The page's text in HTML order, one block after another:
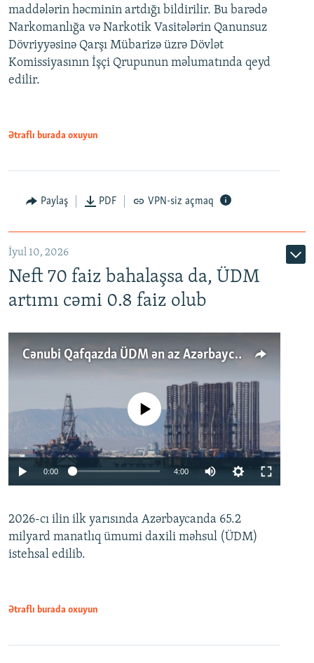
maddələrin həcminin artdığı bildirilir. Bu barədə
Narkomanlığa və Narkotik Vasitələrin Qanunsuz
Dövriyyəsinə Qarşı Mübarizə üzrə Dövlət
Komissiyasının İşçi Qrupunun məlumatında qeyd
edilir.
Ətraflı burada oxuyun
Paylaş PDF VPN-siz açmaq
İyul 10, 2026
Neft 70 faiz bahalaşsa da, ÜDM
artımı cəmi 0.8 faiz olub
Cənubi Qafqazda ÜDM ən az Azərbaycanda artır: Qonşuları niyə Bakını qabaqlaya bilir?
Auto 240p 360p 480p
No media source currently available
0:00 4:00
360p
480p
2026-cı ilin ilk yarısında Azərbaycanda 65.2
milyard manatlıq ümumi daxili məhsul (ÜDM)
istehsal edilib.
Ətraflı burada oxuyun